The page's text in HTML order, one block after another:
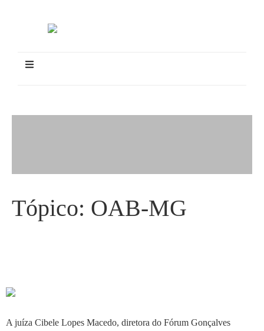
Tópico: OAB-MG
A juíza Cibele Lopes Macedo, diretora do Fórum Gonçalves